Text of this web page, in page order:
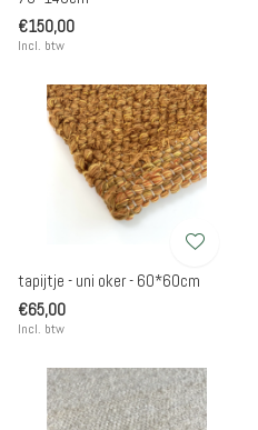
€150,00
Incl. btw
tapijtje - uni oker - 60*60cm
€65,00
Incl. btw